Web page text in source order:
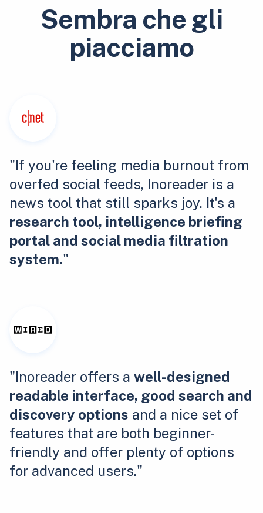
Sembra che gli
piacciamo
"If you're feeling media burnout from
overfed social feeds, Inoreader is a
news tool that still sparks joy. It's a
research tool, intelligence briefing
portal and social media filtration
system."
"Inoreader offers a well-designed
readable interface, good search and
discovery options and a nice set of
features that are both beginner-
friendly and offer plenty of options
for advanced users."